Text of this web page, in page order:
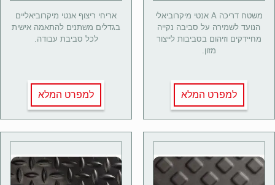
משטח דריכה A אנטי מיקרוביאלי
הנועד לשמירה על סביבה נקייה
מחיידקים וזיהום בסביבות לייצור
מזון.
למפרט המלא
אריחי ריצוף אנטי מיקרוביאליים
בגדלים משתנים להתאמה אישית
לכל סביבת עבודה.
למפרט המלא